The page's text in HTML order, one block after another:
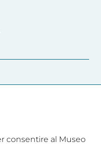
consentire al Museo